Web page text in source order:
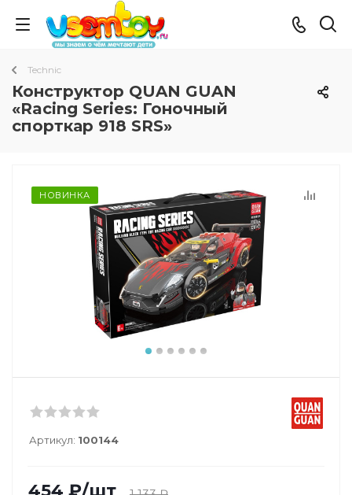
Technic
Конструктор QUAN GUAN
«Racing Series: Гоночный
спорткар 918 SRS»
НОВИНКА
Артикул: 100144
454 ₽/шт